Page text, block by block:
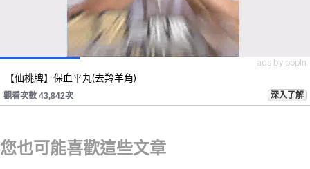
ads by popIn
【仙桃牌】保血平丸(去羚羊角)
觀看次數 43,842次 深入了解
您也可能喜歡這些文章